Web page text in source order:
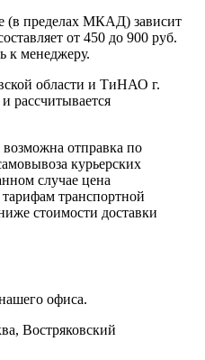
(в пределах МКАД) зависит
от 450 до 900 руб.
к менеджеру.
области и ТиНАО г.
рассчитывается
отправка по
курьерских
случае цена
тарифам транспортной
стоимости доставки
офиса.
Востряковский